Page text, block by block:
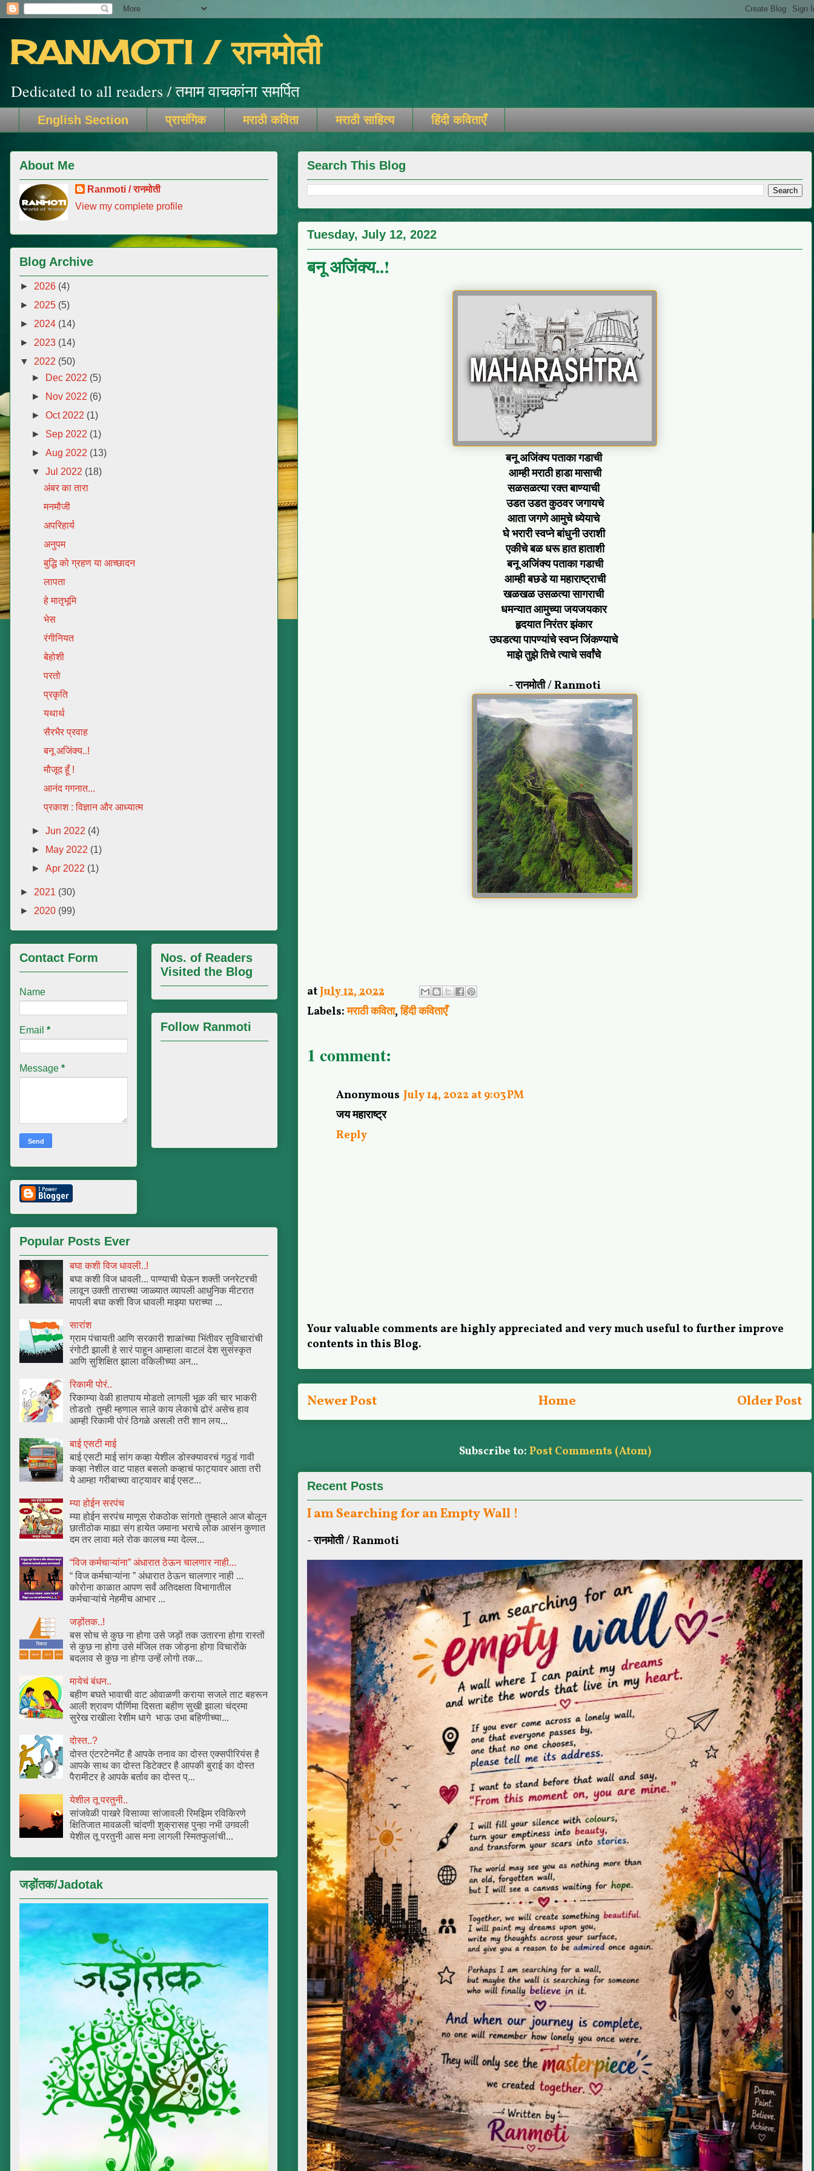
RANMOTI / रानमोती
Dedicated to all readers / तमाम वाचकांना समर्पित
English Section प्रासंगिक मराठी कविता मराठी साहित्य हिंदी कविताएँ
Search This Blog
Tuesday, July 12, 2022
बनू अजिंक्य..!
बनू अजिंक्य पताका गडाची
आम्ही मराठी हाडा मासाची
सळसळत्या रक्त बाण्याची
उडत उडत कुठवर जगायचे
आता जगणे आमुचे ध्येयाचे
घे भरारी स्वप्ने बांधुनी उराशी
एकीचे बळ धरू हात हाताशी
बनू अजिंक्य पताका गडाची
आम्ही बछडे या महाराष्ट्राची
खळखळ उसळत्या सागराची
धमन्यात आमुच्या जयजयकार
हृदयात निरंतर झंकार
उघडत्या पापण्यांचे स्वप्न जिंकण्याचे
माझे तुझे तिचे त्याचे सर्वांचे
- रानमोती / Ranmoti
atJuly 12, 2022
Labels:मराठी कविता,हिंदी कविताएँ
1 comment:
Anonymous July 14, 2022 at 9:03 PM
जय महाराष्ट्र
Reply
Your valuable comments are highly appreciated and very much useful to further improve
contents in this Blog.
Newer Post Older Post
Home
Subscribe to: Post Comments (Atom)
Recent Posts
I am Searching for an Empty Wall !
- रानमोती / Ranmoti
About Me
Ranmoti / रानमोती
View my complete profile
Blog Archive
► 2026 (4)
► 2025 (5)
► 2024 (14)
► 2023 (14)
▼ 2022 (50)
►
Dec 2022 (5)
►
Nov 2022 (6)
►Oct 2022 (1)
► Sep 2022 (1)
►Aug 2022 (13)
▼Jul 2022 (18)
अंबर का तारा
मनमौजी
अपरिहार्य
अनुपम
बुद्धि को ग्रहण या आच्छादन
लापता
हे मातृभूमि
भेस
रंगीनियत
बेहोशी
परतो
प्रकृति
यथार्थ
सैरभैर प्रवाह
बनू अजिंक्य..!
मौजूद हूँ !
आनंद गगनात...
प्रकाश : विज्ञान और आध्यात्म
►Jun 2022 (4)
►
May 2022 (1)
►Apr 2022 (1)
► 2021 (30)
► 2020 (99)
Contact Form
Name
Email *
Message *
Nos. of Readers
Visited the Blog
Follow Ranmoti
Popular Posts Ever
बघा कशी विज धावली..!
बघा कशी विज धावली... पाण्याची घेऊन शक्ती जनरेटरची
लावून उक्ती ताराच्या जाळ्यात व्यापली आधुनिक मीटरात
मापली बघा कशी विज धावली माझ्या घराच्या ...
सारांश
ग्राम पंचायती आणि सरकारी शाळांच्या भिंतीवर सुविचारांची
रंगोटी झाली हे सारं पाहून आम्हाला वाटलं देश सुसंस्कृत
आणि सुशिक्षित झाला वकिलीच्या अन...
रिकामी पोरं..
रिकाम्या वेळी हातपाय मोडतो लागली भूक की चार भाकरी
तोडतो तुम्ही म्हणाल साले काय लेकाचे ढोरं असेच हाव
आम्ही रिकामी पोरं ठिगळे असली तरी शान लय...
बाई एसटी माई
बाई एसटी माई सांग कव्हा येशील डोस्क्यावरचं गठुडं गावी
कव्हा नेशील वाट पाहत बसलो कव्हाचं फाट्यावर आता तरी
ये आम्हा गरीबाच्या वाट्यावर बाई एसट...
म्या होईन सरपंच
म्या होईन सरपंच माणूस रोकठोक सांगतो तुम्हाले आज बोलून
छातीठोक माह्या संग हायेत जमाना भराचे लोक आसंन कुणात
दम तर लावा मले रोक कालच म्या देल्ल...
“विज कर्मचाऱ्यांना” अंधारात ठेऊन चालणार नाही...
“ विज कर्मचाऱ्यांना ” अंधारात ठेऊन चालणार नाही ...
कोरोना काळात आपण सर्वं अतिदक्षता विभागातील
कर्मचाऱ्यांचे नेहमीच आभार ...
जड़ोंतक..!
बस सोच से कुछ ना होगा उसे जड़ों तक उतारना होगा रास्तों
से कुछ ना होगा उसे मंजिल तक जोड़ना होगा विचारोंके
बदलाव से कुछ ना होगा उन्हें लोगो तक...
मायेचं बंधन..
बहीण बघते भावाची वाट ओवाळणी कराया सजले ताट बहरून
आली श्रावण पौर्णिमा दिसता बहीण सुखी झाला चंद्रमा
सुरेख राखीला रेशीम धागे भाऊ उभा बहिणीच्या...
दोस्त..?
दोस्त एंटरटेनमेंट है आपके तनाव का दोस्त एक्सपीरियंस है
आपके साथ का दोस्त डिटेक्टर है आपकी बुराई का दोस्त
पैरामीटर हे आपके बर्ताव का दोस्त प्...
येशील तू परतुनी..
सांजवेळी पाखरे विसाव्या सांजावली रिमझिम रविकिरणे
क्षितिजात मावळली चांदणी शुक्रासह पुन्हा नभी उगवली
येशील तू परतुनी आस मना लागली स्मितफुलांची...
जड़ोंतक/Jadotak